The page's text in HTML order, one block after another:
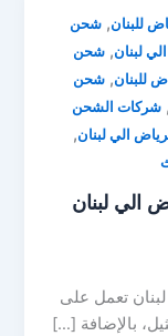
للبنان,شحن
لبنان,شحن
للبنان,شحن
,شركات الشحن
الي لبنان,
لبنان
تعمل على
بالإضافة […]